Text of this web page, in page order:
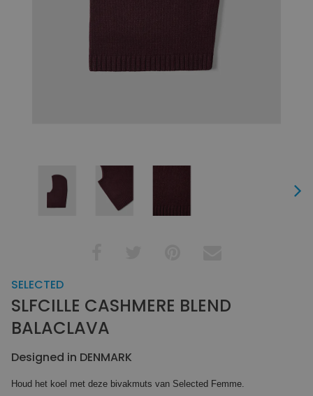
Next
SELECTED
SLFCILLE CASHMERE BLEND
BALACLAVA
Designed in DENMARK
Houd het koel met deze bivakmuts van Selected Femme.